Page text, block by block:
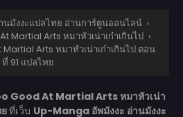
มังงะแปลไทย อ่านการ์ตูนออนไลน์ ›
Martial Arts หมาหัวเน่าเก๋าเกินไป ›
Arts หมาหัวเน่าเก๋าเกินไป ตอน
ที่ 91 แปลไทย
Good At Martial Arts หมาหัวเน่า
ที่เว็บ Up-Manga อัพมังงะ อ่านมังงะ